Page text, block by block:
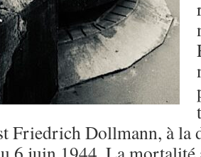
Friedrich Dollmann, à la